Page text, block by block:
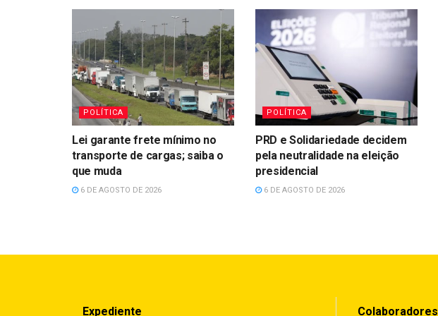
POLÍTICA
Lei garante frete mínimo no
transporte de cargas; saiba o
que muda
6 DE AGOSTO DE 2026
POLÍTICA
PRD e Solidariedade decidem
pela neutralidade na eleição
presidencial
6 DE AGOSTO DE 2026
Expediente Colaboradores